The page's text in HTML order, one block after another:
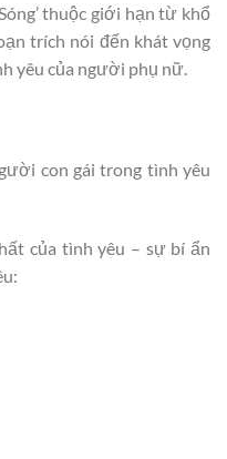
thuộc giới hạn từ khổ
trích nói đến khát vọng
yêu của người phụ nữ.
con gái trong tình yêu
của tình yêu – sự bí ẩn